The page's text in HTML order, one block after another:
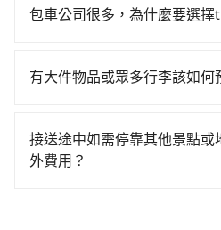
300倍。縱使幸運攔到一輛小
均花費約880元，費時1小時6
tripool！如果你是獨自一人乘
車共乘服務，最多可再節省
或九人座可供選擇，而且無人
樣。另外，偶爾也會遇到明明
小的風險。最後，雖然路邊隨
使用時還是有其區域的限制，
區的計程車也不是這麼好叫，
然屏東縣到家樂福 仁德店的跳
的詳細資料，將於乘車前一晚
需要，前一天傍晚五點前仍會
擇： 預算：不同交通工具價
比較寬鬆且不介意耗時轉乘可
車。 時間：需在特定時間到
車，不趕時間即可選用大眾運
包車公司很多，為什麼要選
以依照您行程人數的需求進行
無隱藏費用，且還提供優於其
策，讓您在規劃行程時能更無
有大件物品或眾多行李該如何
30吋的行李箱，但如有大件行
看板、床墊、折疊單車、家電
接送途中如需停靠其他景點或
外費用？